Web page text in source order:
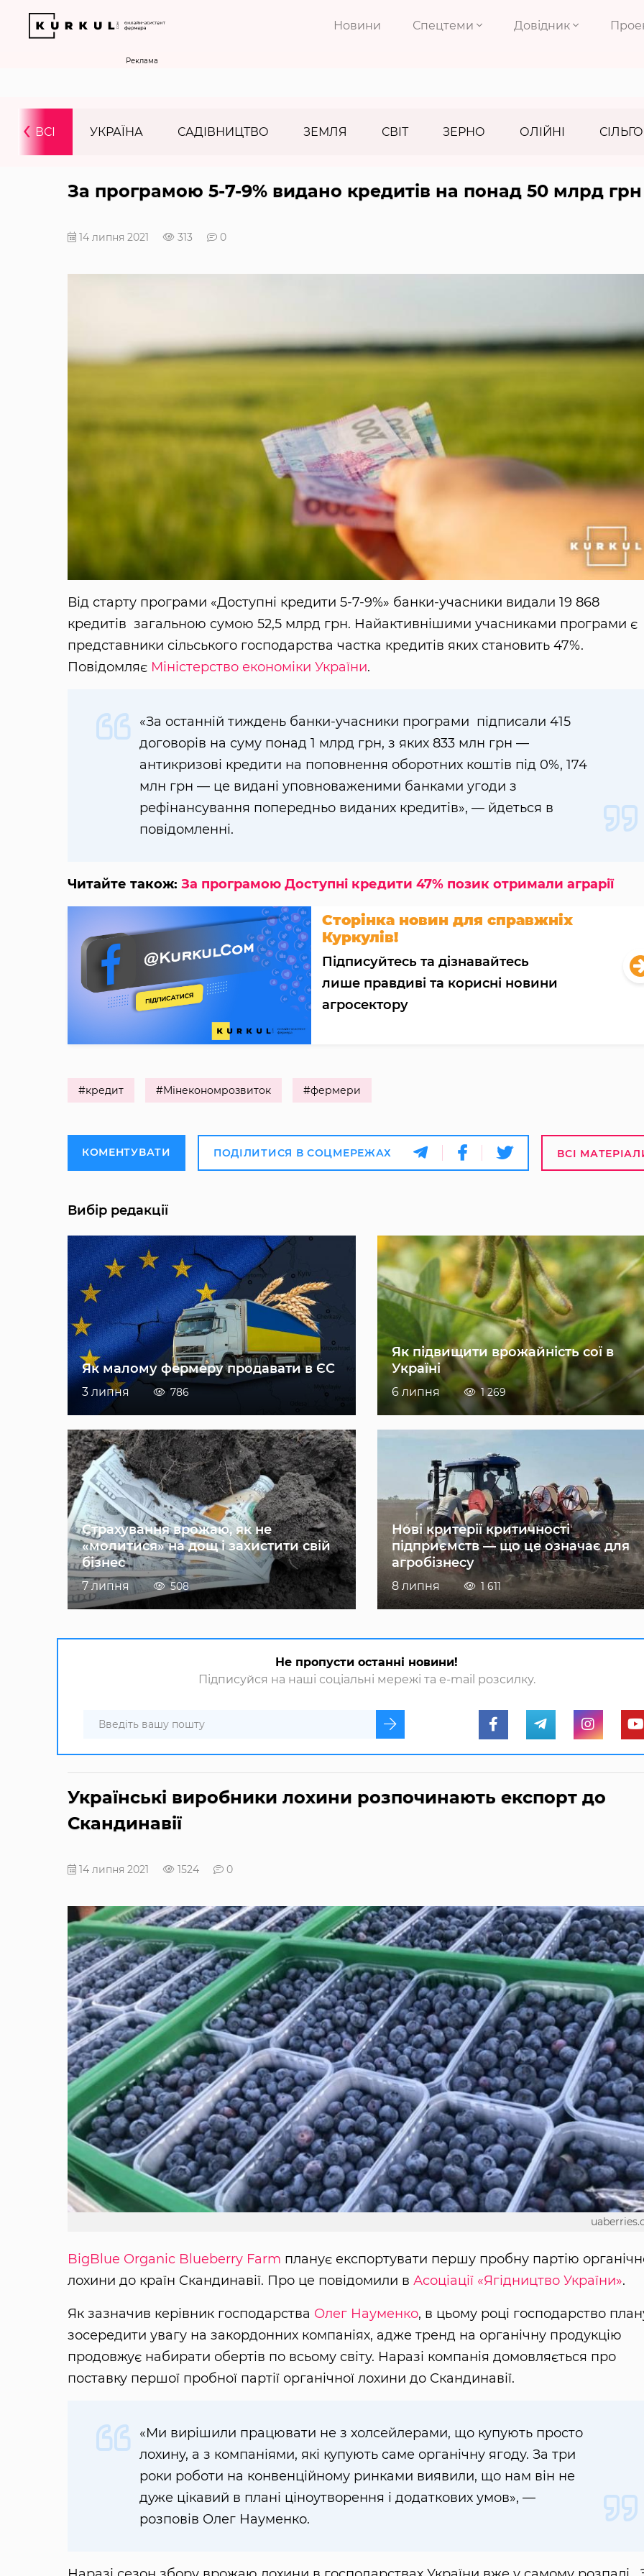
Новини Спецтеми Довідник
Реклама
ВСІ УКРАЇНА САДІВНИЦТВО ЗЕМЛЯ СВІТ ЗЕРНО ОЛІЙНІ
‹
За програмою 5-7-9% видано кредитів на понад 50 млрд грн
14 липня 2021 313 0
Від старту програми «Доступні кредити 5-7-9%» банки-учасники видали 19 868
кредитів загальною сумою 52,5 млрд грн. Найактивнішими учасниками програми є
представники сільського господарства частка кредитів яких становить 47%.
Повідомляє Міністерство економіки України.
«За останній тиждень банки-учасники програми підписали 415
договорів на суму понад 1 млрд грн, з яких 833 млн грн —
антикризові кредити на поповнення оборотних коштів під 0%, 174
млн грн — це видані уповноваженими банками угоди з
рефінансування попередньо виданих кредитів», — йдеться в
повідомленні.
Читайте також: За програмою Доступні кредити 47% позик отримали аграрії
Сторінка новин для справжніх
Куркулів!
Підписуйтесь та дізнавайтесь
лише правдиві та корисні новини
агросектору
#кредит #Мінекономрозвиток #фермери
КОМЕНТУВАТИ ПОДІЛИТИСЯ В СОЦМЕРЕЖАХ ВСІ
Вибір редакції
Як малому фермеру продавати в ЄС
3 липня 786
Як підвищити врожайність сої в
Україні
6 липня 1 269
Страхування врожаю, як не
«молитися» на дощ і захистити свій
бізнес
7 липня 508
Нові критерії критичності
підприємств — що це означає для
агробізнесу
8 липня 1 611
Не пропусти останні новини!
Підписуйся на наші соціальні мережі та e-mail розсилку.
Українські виробники лохини розпочинають експорт до
Скандинавії
14 липня 2021 1524 0
BigBlue Organic Blueberry Farm планує експортувати першу пробну партію
лохини до країн Скандинавії. Про це повідомили в Асоціації «Ягідництво України».
Як зазначив керівник господарства Олег Науменко, в цьому році господарство
зосередити увагу на закордонних компаніях, адже тренд на органічну продукцію
продовжує набирати обертів по всьому світу. Наразі компанія домовляється про
поставку першої пробної партії органічної лохини до Скандинавії.
«Ми вирішили працювати не з холсейлерами, що купують просто
лохину, а з компаніями, які купують саме органічну ягоду. За три
роки роботи на конвенційному ринками виявили, що нам він не
дуже цікавий в плані ціноутворення і додаткових умов», —
розповів Олег Науменко.